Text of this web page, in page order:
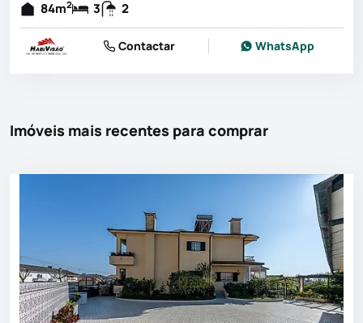
84m2 3 2
Contactar WhatsApp
Imóveis mais recentes para comprar